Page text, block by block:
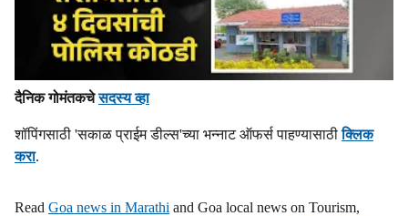
दैनिक गोमंतकचेसदस्य व्हा
शॉपिंगसाठी 'सकाळ प्राईम डील्स'च्या भन्नाट ऑफर्स पाहण्यासाठीक्लिक
करा.
Read Goa news in Marathi and Goa local news on Tourism,